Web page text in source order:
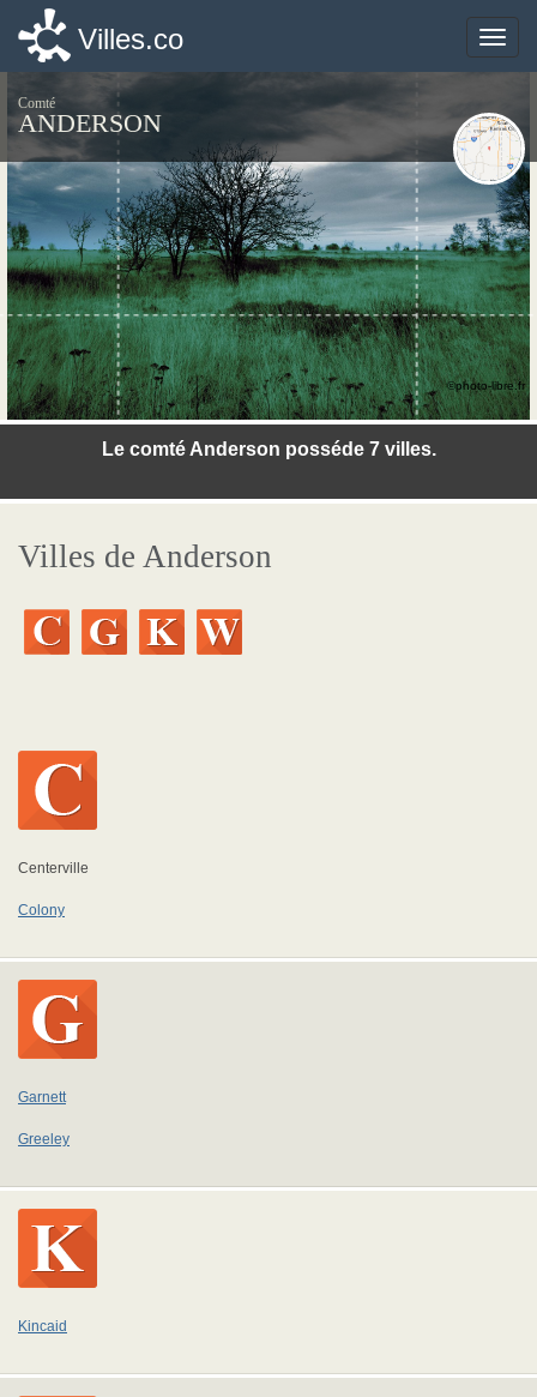
Toggle
Villes.co
Comté
ANDERSON
Le comté Anderson posséde 7 villes.
©photo-libre.fr
Villes de Anderson
Centerville
Colony
Garnett
Greeley
Kincaid
Toggle
Villes.co